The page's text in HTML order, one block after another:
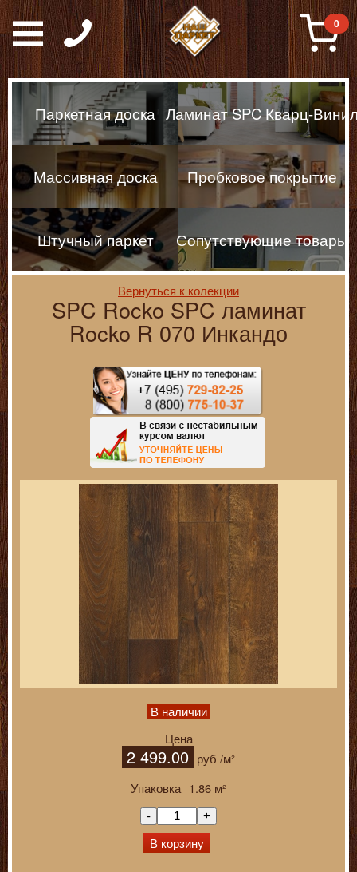
Паркет, Штучный
0
Паркетная доска Ламинат SPC Кварц-
Массивная доска Пробковое покрытие
Штучный паркет Сопутствующие товары
SPC Rocko SPC ламинат
Rocko R 070 Инкандо
Вернуться к колекции
В наличии
Цена
2 499.00 руб /м²
Упаковка 1.86 м²
- +
В корзину